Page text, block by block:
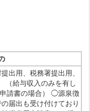
出用、税務署提出用、
（給与収入のみを有し
請書の場合） ◯源泉徴
届出も受け付けており